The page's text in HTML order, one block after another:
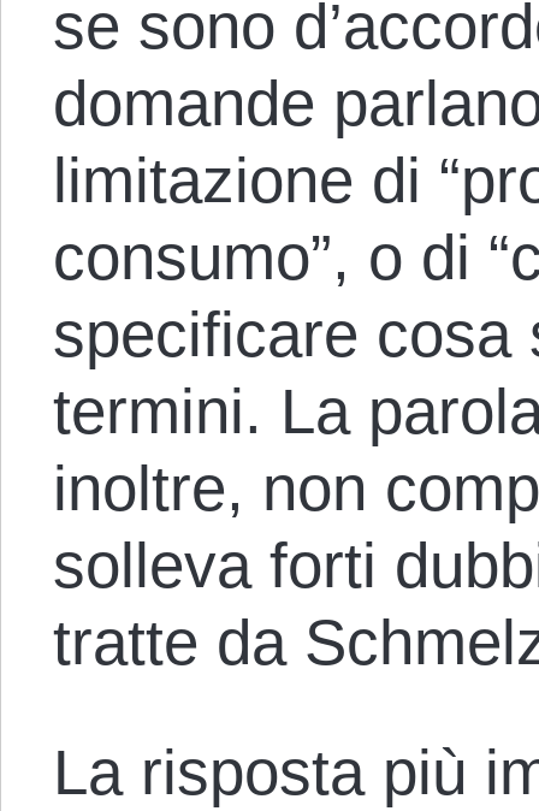
se sono
domande
limitazione di
consumo”, o di
specificare cosa
termini. La
inoltre, non
solleva forti
tratte da
La risposta più